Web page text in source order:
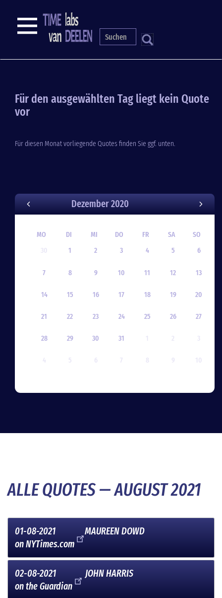
content
S
NAVIGATION
Für den ausgewählten Tag liegt kein Quote
vor
Für diesen Monat vorliegende Quotes finden Sie ggf. unten.
Dezember 2020
MO DI MI DO FR SA
SO
30
1 2 3 4 5 6
7 8 9 10 11 12 13
14 15 16 17 18 19 20
21 22 23 24 25 26 27
28 29 30 31 1 2 3
4 5 6 7 8 9 10
ALLE QUOTES — AUGUST 2021
01-08-2021
MAUREEN DOWD
onNYTimes.com
02-08-2021
JOHN HARRIS
onthe Guardian